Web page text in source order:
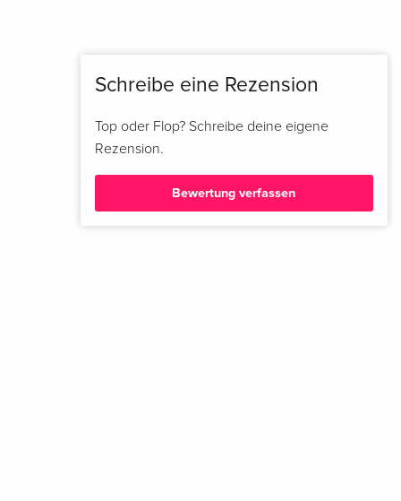
Schuber, Digipack, Collector's Edition, Limited
Schreibe eine Rezension
Top oder Flop? Schreibe deine eigene
Rezension.
Bewertung verfassen